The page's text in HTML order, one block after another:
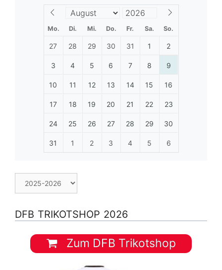
Mo. Di. Mi. Do. Fr. Sa. So.
27 28 29 30 31 1 2
3 4 5 6 7 8 9
10 11 12 13 14 15 16
17 18 19 20 21 22 23
24 25 26 27 28 29 30
31 1 2 3 4 5 6
DFB TRIKOTSHOP 2026
Zum DFB Trikotshop